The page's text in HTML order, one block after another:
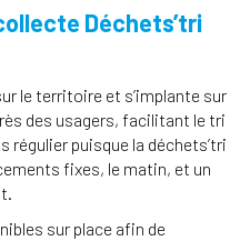
Déchets’tri
le territoire et s’implante sur
des usagers, facilitant le tri
régulier puisque la déchets’tri
fixes, le matin, et un
sur place afin de